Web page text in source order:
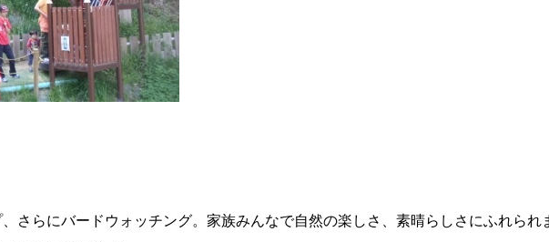
さらにバードウォッチング。家族みんなで自然の楽しさ、素晴らしさにふれられ